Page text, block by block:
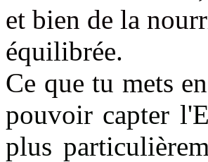
et bien de la
équilibrée.
Ce que tu mets
pouvoir capter
plus